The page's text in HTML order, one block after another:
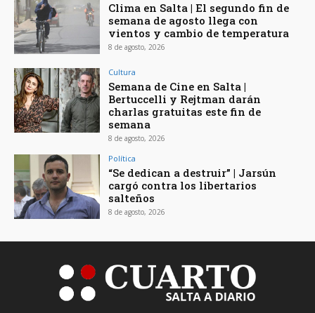
Clima en Salta | El segundo fin de
semana de agosto llega con
vientos y cambio de temperatura
8 de agosto, 2026
Cultura
Semana de Cine en Salta |
Bertuccelli y Rejtman darán
charlas gratuitas este fin de
semana
8 de agosto, 2026
Política
“Se dedican a destruir” | Jarsún
cargó contra los libertarios
salteños
8 de agosto, 2026